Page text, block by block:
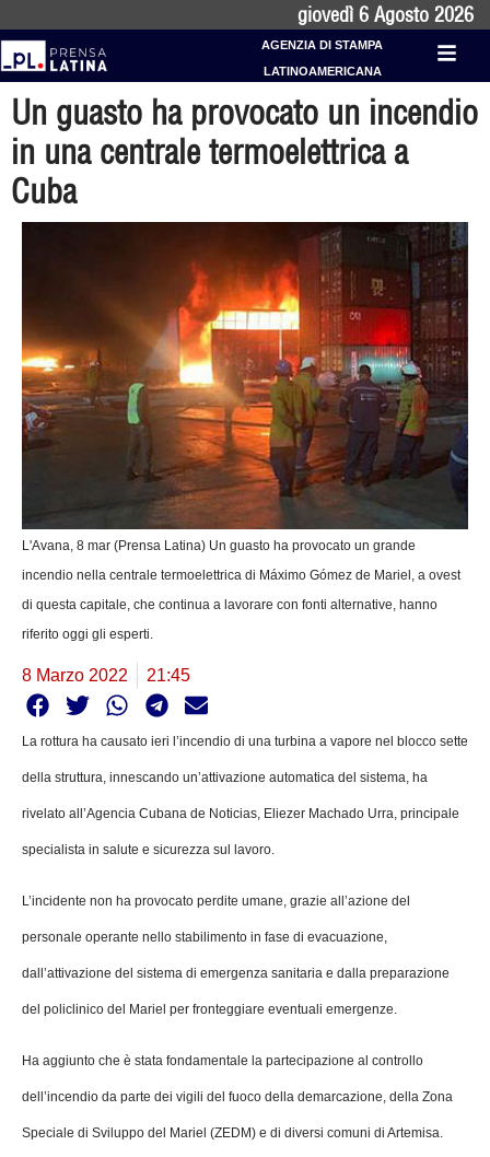
giovedì 6 Agosto 2026
AGENZIA DI STAMPA
LATINOAMERICANA
Un guasto ha provocato un incendio
in una centrale termoelettrica a
Cuba
L'Avana, 8 mar (Prensa Latina) Un guasto ha provocato un grande
incendio nella centrale termoelettrica di Máximo Gómez de Mariel, a ovest
di questa capitale, che continua a lavorare con fonti alternative, hanno
riferito oggi gli esperti.
8 Marzo 2022 21:45
La rottura ha causato ieri l’incendio di una turbina a vapore nel blocco sette
della struttura, innescando un’attivazione automatica del sistema, ha
rivelato all’Agencia Cubana de Noticias, Eliezer Machado Urra, principale
specialista in salute e sicurezza sul lavoro.
L’incidente non ha provocato perdite umane, grazie all’azione del
personale operante nello stabilimento in fase di evacuazione,
dall’attivazione del sistema di emergenza sanitaria e dalla preparazione
del policlinico del Mariel per fronteggiare eventuali emergenze.
Ha aggiunto che è stata fondamentale la partecipazione al controllo
dell’incendio da parte dei vigili del fuoco della demarcazione, della Zona
Speciale di Sviluppo del Mariel (ZEDM) e di diversi comuni di Artemisa.